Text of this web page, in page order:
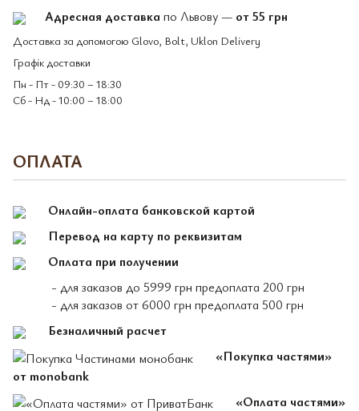
Адресная доставка по Львову — от 55 грн
Доставка за допомогою Glovo, Bolt, Uklon Delivery
Графік доставки
Пн - Пт - 09:30 – 18:30
Сб - Нд - 10:00 – 18:00
ОПЛАТА
Онлайн-оплата банковской картой
Перевод на карту по реквизитам
Оплата при получении
- для заказов до 5999 грн предоплата 200 грн
- для заказов от 6000 грн предоплата 500 грн
Безналичный расчет
«Покупка частями»
от monobank
«Оплата частями»